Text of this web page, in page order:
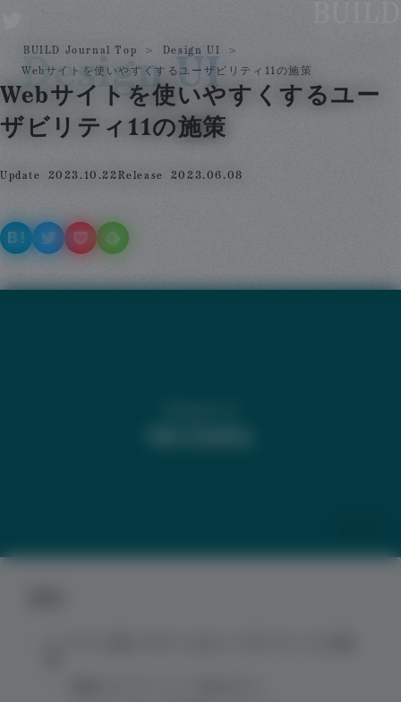
BUILD Journal Top
BUILD Journal Top Design UI
Design UI
Webサイトを使いやすくするユーザビリティ11の施策
Webサイトを使いやすくするユー
ザビリティ11の施策
Update 2023.10.22Release 2023.06.08
Design UI
Hatenaにシェアする
Twitterにツイートする
Pocketにストックする
Feedlyに登録する